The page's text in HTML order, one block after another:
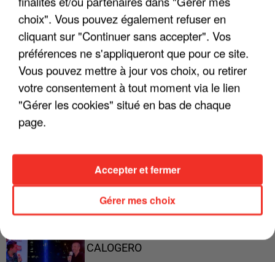
ENFOIRÉS"
"ON A TOUS LE TRAC"
"ON N'EST PAS DES PARENTS
PARFAITS"
CALOGERO
choix". Vous pouvez également refuser en
cliquant sur "Continuer sans accepter". Vos
préférences ne s'appliqueront que pour ce site.
Vous pouvez mettre à jour vos choix, ou retirer
votre consentement à tout moment via le lien
"Gérer les cookies" situé en bas de chaque
page.
Gérer mes choix
Accepter et fermer